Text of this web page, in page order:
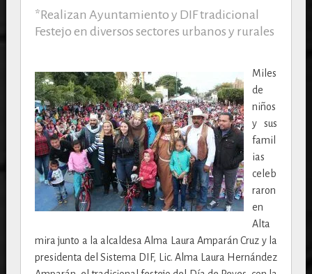
*Realizan Ayuntamiento y DIF tradicional
Festejo en diversos sectores urbanos y rurales
Miles
de
niños
y sus
famil
ias
celeb
raron
en
Alta
mira junto a la alcaldesa Alma Laura Amparán Cruz y la
presidenta del Sistema DIF, Lic. Alma Laura Hernández